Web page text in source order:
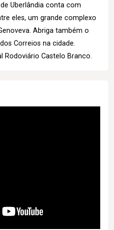
Uberlândia conta com
eles, um grande complexo
Abriga também o
Correios na cidade.
Rodoviário Castelo Branco.